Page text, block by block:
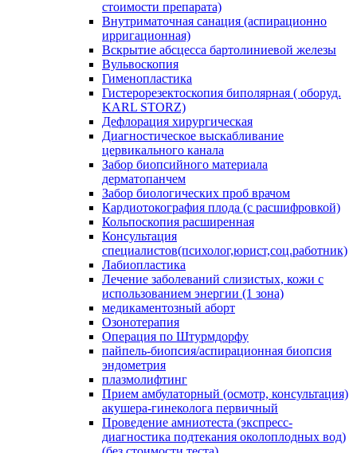
стоимости препарата)
Внутриматочная санация (аспирационно
ирригационная)
Вскрытие абсцесса бартолиниевой железы
Вульвоскопия
Гименопластика
Гистерорезектоскопия биполярная ( оборуд.
KARL STORZ)
Дефлорация хирургическая
Диагностическое выскабливание
цервикального канала
Забор биопсийного материала
дерматопанчем
Забор биологических проб врачом
Кардиотокография плода (с расшифровкой)
Кольпоскопия расширенная
Консультация
специалистов(психолог,юрист,соц.работник)
Лабиопластика
Лечение заболеваний слизистых, кожи с
использованием энергии (1 зона)
медикаментозный аборт
Озонотерапия
Операция по Штурмдорфу
пайпель-биопсия/аспирационная биопсия
эндометрия
плазмолифтинг
Прием амбулаторный (осмотр, консультация)
акушера-гинеколога первичный
Проведение амниотеста (экспресс-
диагностика подтекания околоплодных вод)